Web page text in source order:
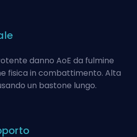
danno AoE da fulmine
fisica in combattimento. Alta
un bastone lungo.